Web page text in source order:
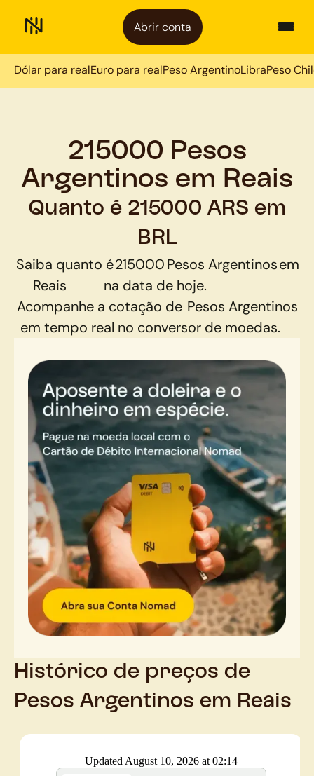
Abrir conta
Dólar para realEuro para realPeso ArgentinoLibraPeso
215000 Pesos
Argentinos em Reais
Quanto é 215000 ARS em
BRL
Saiba quanto é215000Pesos Argentinosem
Reais
na data de hoje.
Acompanhe a cotação de Pesos Argentinos
em tempo real no conversor de moedas.
Histórico de preços de
Pesos Argentinos em Reais